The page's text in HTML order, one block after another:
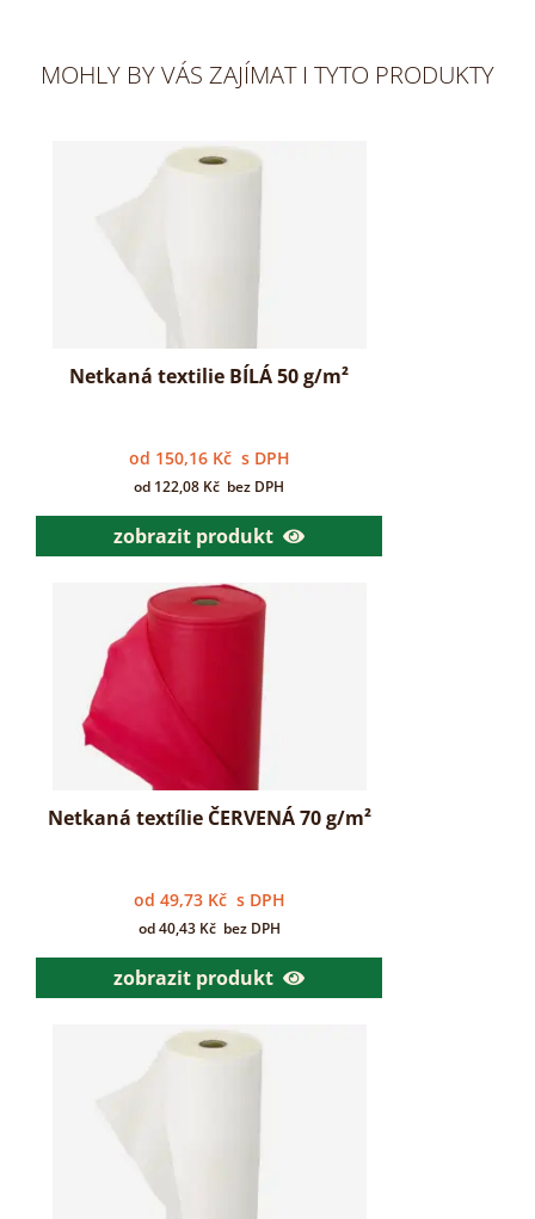
MOHLY BY VÁS ZAJÍMAT I TYTO PRODUKTY
Netkaná textilie BÍLÁ 50 g/m²
od 150,16 Kč s DPH
od 122,08 Kč bez DPH
zobrazit produkt
Netkaná textílie ČERVENÁ 70 g/m²
od 49,73 Kč s DPH
od40,43 Kč bez DPH
zobrazit produkt